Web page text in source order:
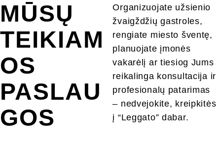
MŪSŲ
TEIKIAM
OS
PASLAU
GOS
Organizuojate užsienio
žvaigždžių gastroles,
rengiate miesto šventę,
planuojate įmonės
vakarėlį ar tiesiog Jums
reikalinga konsultacija ir
profesionalų patarimas
– nedvejokite, kreipkitės
į “Leggato” dabar.